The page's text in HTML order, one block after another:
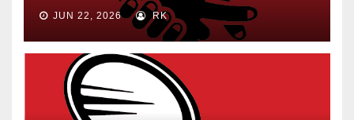
JUN 22, 2026 RK